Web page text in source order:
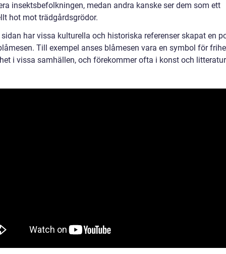
insektsbefolkningen, medan andra kanske ser dem som ett
hot mot trädgårdsgrödor.
har vissa kulturella och historiska referenser skapat en
Till exempel anses blåmesen vara en symbol för
i vissa samhällen, och förekommer ofta i konst och